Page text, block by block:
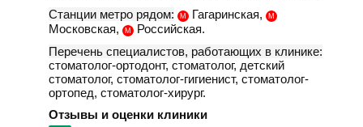
Станции метро рядом:
М Гагаринская, М
Московская, М
Российская.
Перечень специалистов, работающих в клинике:
стоматолог-ортодонт, стоматолог, детский
стоматолог, стоматолог-гигиенист, стоматолог-
ортопед, стоматолог-хирург.
Отзывы и оценки клиники